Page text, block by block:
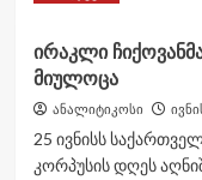
უკრაინაში
“ქართველი
დავით
ქუქჩიშვილი
ირაკლი
მიულოცა
ანალიტიკოსი
25 ივნისს
კორპუსის დღეს